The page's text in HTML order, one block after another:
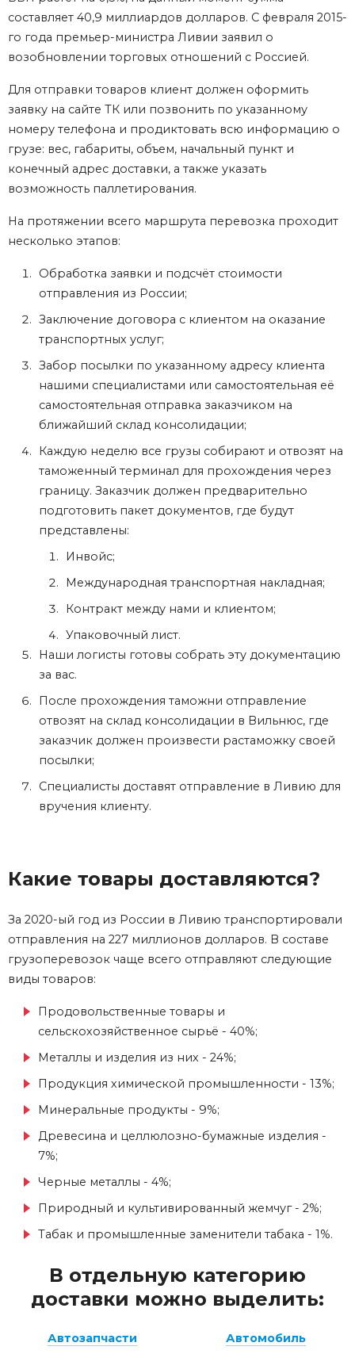
составляет 40,9 миллиардов долларов. С февраля 2015-
го года премьер-министра Ливии заявил о
возобновлении торговых отношений с Россией.
Для отправки товаров клиент должен оформить
заявку на сайте ТК или позвонить по указанному
номеру телефона и продиктовать всю информацию о
грузе: вес, габариты, объем, начальный пункт и
конечный адрес доставки, а также указать
возможность паллетирования.
На протяжении всего маршрута перевозка проходит
несколько этапов:
Обработка заявки и подсчёт стоимости
отправления из России;
Заключение договора с клиентом на оказание
транспортных услуг;
Забор посылки по указанному адресу клиента
нашими специалистами или самостоятельная её
самостоятельная отправка заказчиком на
ближайший склад консолидации;
Каждую неделю все грузы собирают и отвозят на
таможенный терминал для прохождения через
границу. Заказчик должен предварительно
подготовить пакет документов, где будут
представлены:
Инвойс;
Международная транспортная накладная;
Контракт между нами и клиентом;
Упаковочный лист.
Наши логисты готовы собрать эту документацию
за вас.
После прохождения таможни отправление
отвозят на склад консолидации в Вильнюс, где
заказчик должен произвести растаможку своей
посылки;
Специалисты доставят отправление в Ливию для
вручения клиенту.
Какие товары доставляются?
За 2020-ый год из России в Ливию транспортировали
отправления на 227 миллионов долларов. В составе
грузоперевозок чаще всего отправляют следующие
виды товаров:
Продовольственные товары и
сельскохозяйственное сырьё - 40%;
Металлы и изделия из них - 24%;
Продукция химической промышленности - 13%;
Минеральные продукты - 9%;
Древесина и целлюлозно-бумажные изделия -
7%;
Черные металлы - 4%;
Природный и культивированный жемчуг - 2%;
Табак и промышленные заменители табака - 1%.
В отдельную категорию
доставки можно выделить:
Автозапчасти Автомобиль